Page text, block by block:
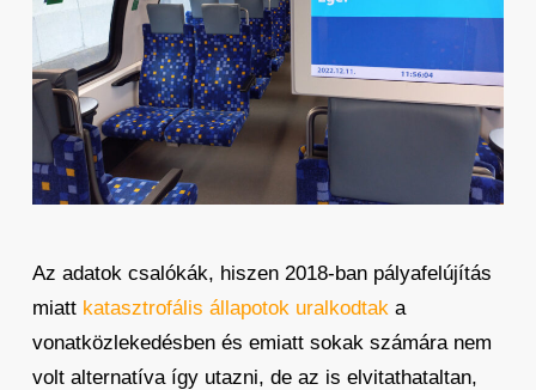
Az adatok csalókák, hiszen 2018-ban pályafelújítás
miatt katasztrofális állapotok uralkodtak a
vonatközlekedésben és emiatt sokak számára nem
volt alternatíva így utazni, de az is elvitathataltan,